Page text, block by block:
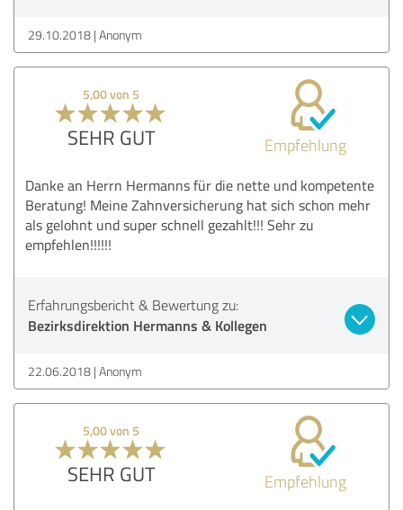
29.10.2018 Anonym
5,00 von 5
SEHR GUT Empfehlung
Danke an Herrn Hermanns für die nette und kompetente
Beratung! Meine Zahnversicherung hat sich schon mehr
als gelohnt und super schnell gezahlt!!! Sehr zu
empfehlen!!!!!!
Erfahrungsbericht & Bewertung zu:
Bezirksdirektion Hermanns & Kollegen
22.06.2018 Anonym
5,00 von 5
SEHR GUT Empfehlung